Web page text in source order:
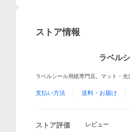
ストア情報
ラベル
ラベルシール用紙専門店。マット・
支払い方法 送料・お届け
ストア評価 レビュー